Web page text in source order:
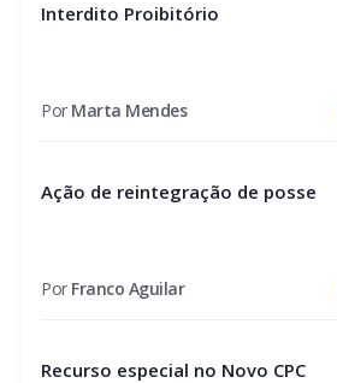
Interdito Proibitório
Por Marta Mendes
Ação de reintegração de posse
Por Franco Aguilar
Recurso especial no Novo CPC